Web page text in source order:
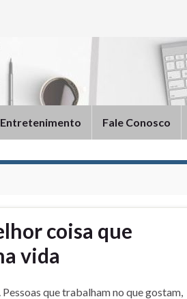
Fale Conosco
coisa que
vida
que trabalham no que gostam,